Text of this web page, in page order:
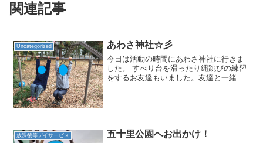
関連記事
Uncategorized あわさ神社☆彡
今日は活動の時間にあわさ神社に行きま
した。 すべり台を滑ったり縄跳びの練習
をするお友達もいました。友達と一緒に
放課後等デイサービス 五十里公園へお出かけ！